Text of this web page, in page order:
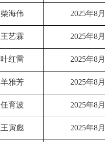
柴海伟 2025年8月
王艺霖 2025年8月
叶红雷 2025年8月
羊雅芳 2025年8月
任育波 2025年8月
王寅彪 2025年8月